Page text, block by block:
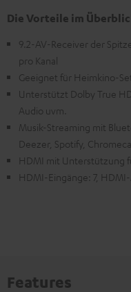
Die Vorteile im
9.2-AV-Receiver der
pro Kanal
Geeignet für Heimkino-
Unterstützt Dolby True
Audio uvm.
Musik-Streaming mit
Deezer, Spotify,
HDMI mit Unterstützung
HDMI-Eingänge: 7,
Features